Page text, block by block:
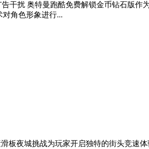
干扰 奥特曼跑酷免费解锁金币钻石版
角色形象进行...
板夜城挑战为玩家开启独特的街头竞速